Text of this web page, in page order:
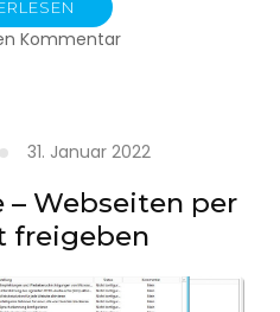
Kommentarzu
(UPN)
im
Active
Directory
31. Januar 2022
Webseiten per
freigeben